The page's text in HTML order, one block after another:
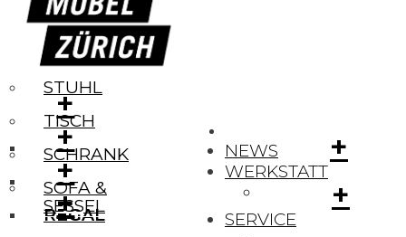
STUHL
+
TISCH
+
REGAL
+
SCHRANK
+
SOFA &
SESSEL
+
NEWS
WERKSTATT
+
SERVICE
+